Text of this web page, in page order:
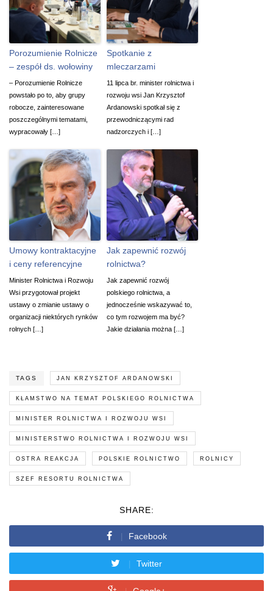
Porozumienie Rolnicze
– zespół ds. wołowiny
– Porozumienie Rolnicze
powstało po to, aby grupy
robocze, zainteresowane
poszczególnymi tematami,
wypracowały […]
Spotkanie z
mleczarzami
11 lipca br. minister rolnictwa i
rozwoju wsi Jan Krzysztof
Ardanowski spotkał się z
przewodniczącymi rad
nadzorczych i […]
Umowy kontraktacyjne
i ceny referencyjne
Minister Rolnictwa i Rozwoju
Wsi przygotował projekt
ustawy o zmianie ustawy o
organizacji niektórych rynków
rolnych […]
Jak zapewnić rozwój
rolnictwa?
Jak zapewnić rozwój
polskiego rolnictwa, a
jednocześnie wskazywać to,
co tym rozwojem ma być?
Jakie działania można […]
TAGS JAN KRZYSZTOF ARDANOWSKI
KŁAMSTWO NA TEMAT POLSKIEGO ROLNICTWA
MINISTER ROLNICTWA I ROZWOJU WSI
MINISTERSTWO ROLNICTWA I ROZWOJU WSI
OSTRA REAKCJA POLSKIE ROLNICTWO ROLNICY
SZEF RESORTU ROLNICTWA
SHARE:
Facebook
Twitter